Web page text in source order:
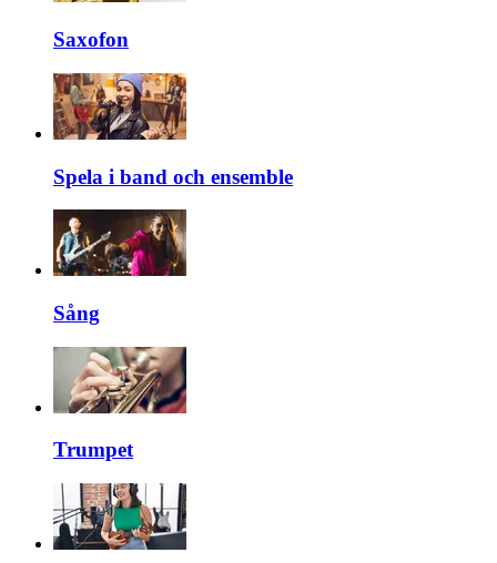
Saxofon
Spela i band och ensemble
Sång
Trumpet